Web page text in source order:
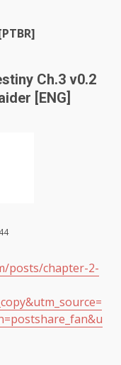
Ch.3 v0.2
[ENG]
posts/chapter-2-